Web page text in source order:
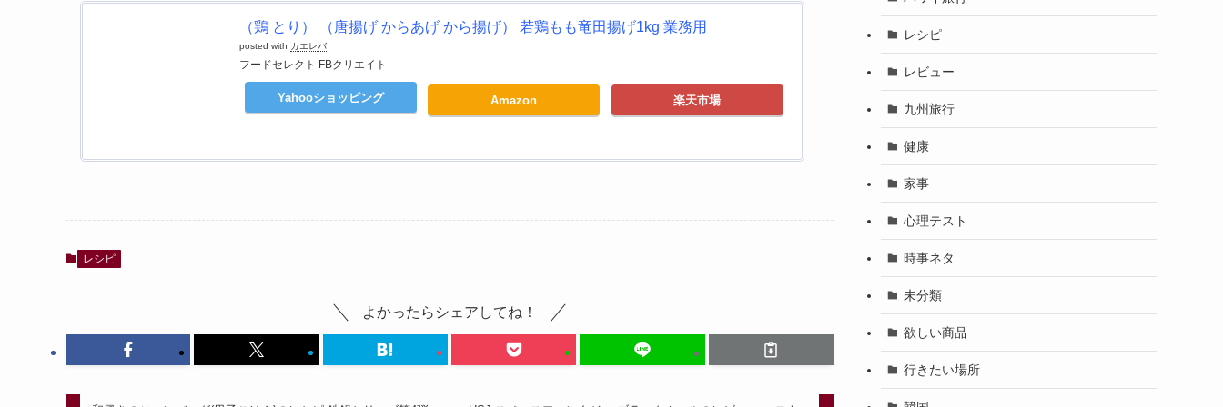
（鶏 とり） （唐揚げ からあげ から揚げ） 若鶏もも竜田揚げ1kg 業務用
posted with カエレバ
フードセレクト FBクリエイト
Yahooショッピング Amazon 楽天市場
レシピ
よかったらシェアしてね！
レシピ
レビュー
九州旅行
健康
家事
心理テスト
時事ネタ
未分類
欲しい商品
行きたい場所